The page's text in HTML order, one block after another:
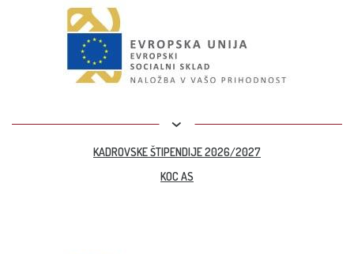
KADROVSKE ŠTIPENDIJE 2026/2027
KOC AS